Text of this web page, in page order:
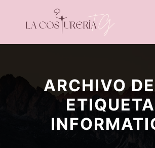
ARCHIVO